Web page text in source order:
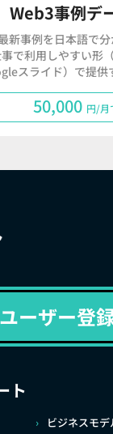
Web3事例デ
新事例を日本語で
で利用しやすい形
スライド）で提供
50,000 円/月
ユーザー登
ト
ビジネスモデ